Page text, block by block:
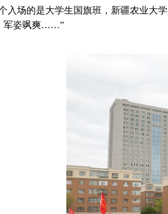
入场的是大学生国旗班，新疆农业大
军姿飒爽……”